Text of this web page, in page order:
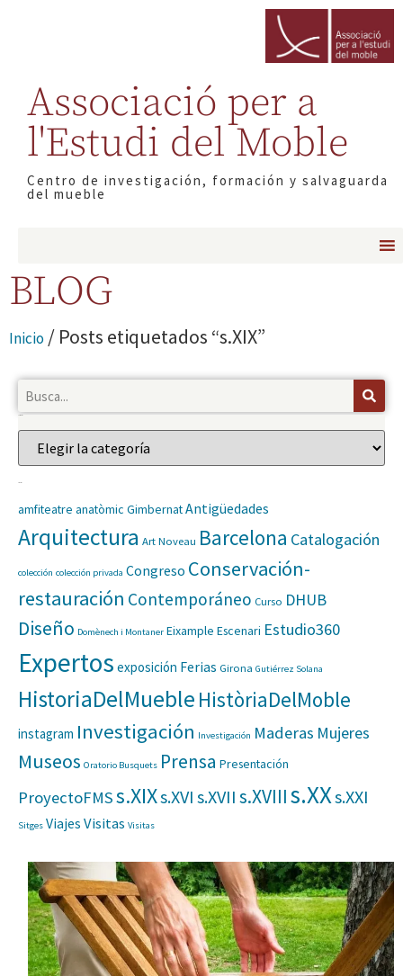
Associació per a
l'Estudi del Moble
Centro de investigación, formación y salvaguarda
del mueble
BLOG
Inicio / Posts etiquetados “s.XIX”
amfiteatre anatòmic GimbernatAntigüedades
Arquitectura Art Noveau Barcelona Catalogación
colección colección privada Congreso Conservación-
restauración Contemporáneo Curso DHUB
Diseño Domènech i Montaner Eixample Escenari Estudio360
Expertos exposición Ferias Girona Gutiérrez Solana
HistoriaDelMueble HistòriaDelMoble
instagram Investigación Investigación Maderas Mujeres
Museos Oratorio Busquets Prensa Presentación
ProyectoFMSs.XIXs.XVI s.XVII s.XVIIIs.XXs.XXI
Sitges Viajes Visitas Visitas